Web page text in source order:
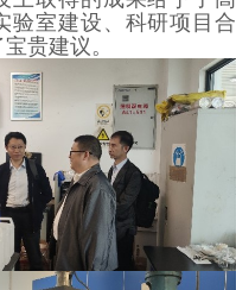
验室建设、科研项目合
贵建议。